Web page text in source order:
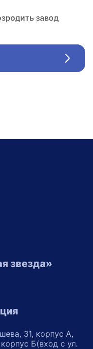
завод
звезда»
31, корпус А,
Б(вход с ул.